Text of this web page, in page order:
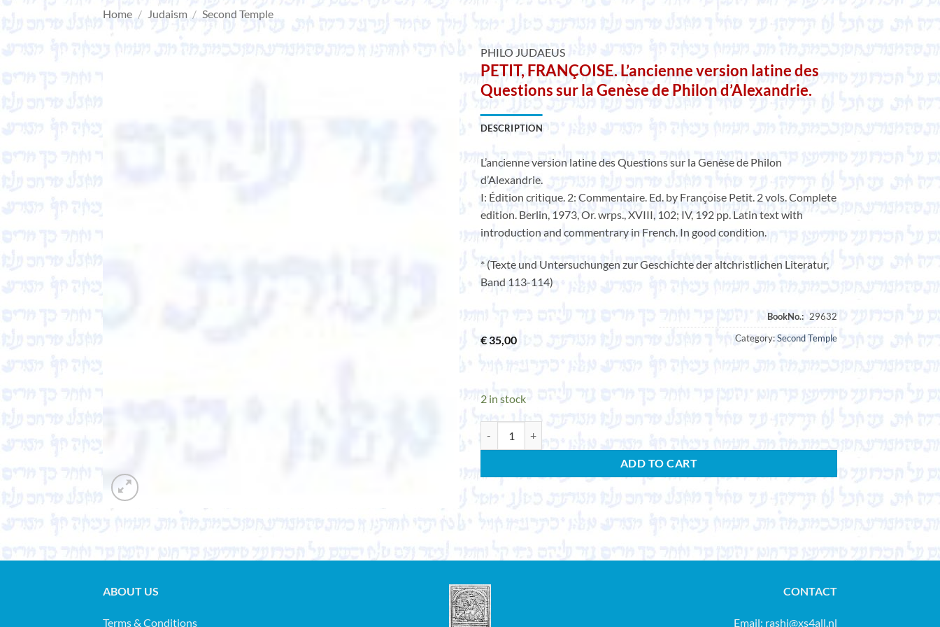
Home / Judaism / Second Temple
PHILO JUDAEUS
PETIT, FRANÇOISE. L’ancienne version latine des
Questions sur la Genèse de Philon d’Alexandrie.
DESCRIPTION
L’ancienne version latine des Questions sur la Genèse de Philon
d’Alexandrie.
I: Édition critique. 2: Commentaire. Ed. by Françoise Petit. 2 vols. Complete
edition. Berlin, 1973, Or. wrps., XVIII, 102; IV, 192 pp. Latin text with
introduction and commentrary in French. In good condition.
* (Texte und Untersuchungen zur Geschichte der altchristlichen Literatur,
Band 113-114)
€ 35,00 Category:Second Temple
2 in stock
ADD TO CART
ABOUT US
Terms & Conditions
CONTACT
Email: rashi@xs4all.nl